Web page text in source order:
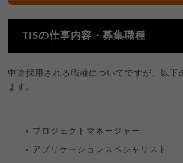
TISの仕事内容・募集職種
中途採用される職種についてですが、以下
ます。
プロジェクトマネージャー
アプリケーションスペシャリスト